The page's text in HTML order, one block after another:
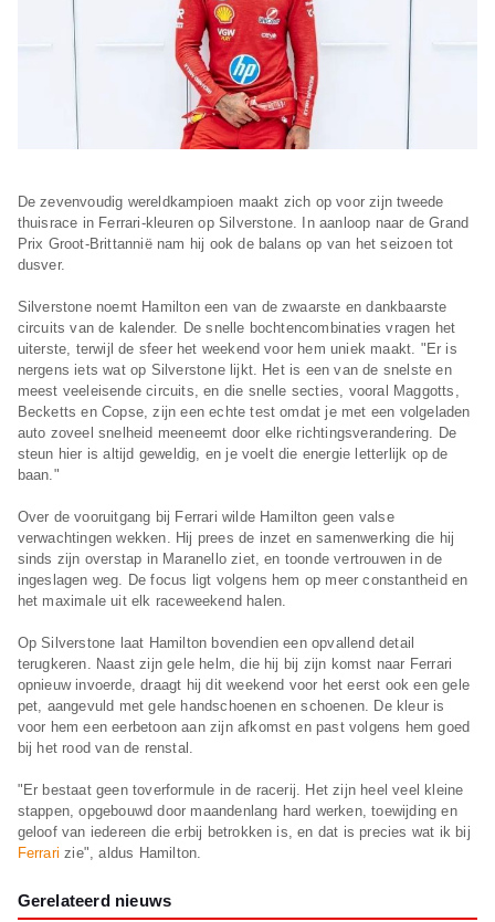
De zevenvoudig wereldkampioen maakt zich op voor zijn tweede
thuisrace in Ferrari-kleuren op Silverstone. In aanloop naar de Grand
Prix Groot-Brittannië nam hij ook de balans op van het seizoen tot
dusver.
Silverstone noemt Hamilton een van de zwaarste en dankbaarste
circuits van de kalender. De snelle bochtencombinaties vragen het
uiterste, terwijl de sfeer het weekend voor hem uniek maakt. "Er is
nergens iets wat op Silverstone lijkt. Het is een van de snelste en
meest veeleisende circuits, en die snelle secties, vooral Maggotts,
Becketts en Copse, zijn een echte test omdat je met een volgeladen
auto zoveel snelheid meeneemt door elke richtingsverandering. De
steun hier is altijd geweldig, en je voelt die energie letterlijk op de
baan."
Over de vooruitgang bij Ferrari wilde Hamilton geen valse
verwachtingen wekken. Hij prees de inzet en samenwerking die hij
sinds zijn overstap in Maranello ziet, en toonde vertrouwen in de
ingeslagen weg. De focus ligt volgens hem op meer constantheid en
het maximale uit elk raceweekend halen.
Op Silverstone laat Hamilton bovendien een opvallend detail
terugkeren. Naast zijn gele helm, die hij bij zijn komst naar Ferrari
opnieuw invoerde, draagt hij dit weekend voor het eerst ook een gele
pet, aangevuld met gele handschoenen en schoenen. De kleur is
voor hem een eerbetoon aan zijn afkomst en past volgens hem goed
bij het rood van de renstal.
"Er bestaat geen toverformule in de racerij. Het zijn heel veel kleine
stappen, opgebouwd door maandenlang hard werken, toewijding en
geloof van iedereen die erbij betrokken is, en dat is precies wat ik bij
Ferrari zie", aldus Hamilton.
Gerelateerd nieuws